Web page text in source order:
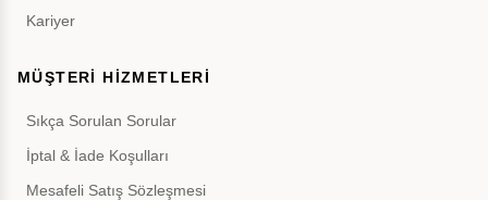
Kariyer
MÜŞTERİ HİZMETLERİ
Sıkça Sorulan Sorular
İptal & İade Koşulları
Mesafeli Satış Sözleşmesi